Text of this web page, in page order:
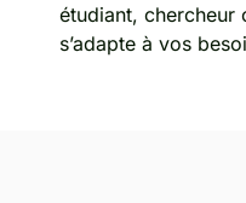
étudiant, chercheur
s’adapte à vos